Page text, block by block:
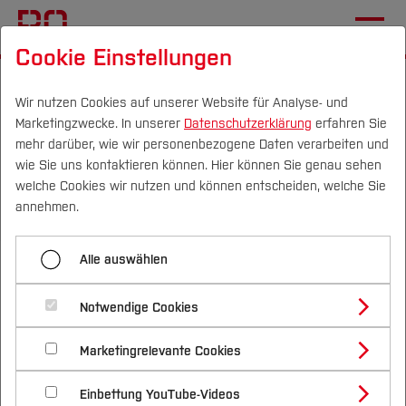
Campus Personen DE|EN Quicklinks
Studium
Studienangebote
Bachelorstudiengänge
Masterstudiengänge
Vor dem Studium
Bewerben & Einschreiben
Bewerbungsportal
Im Studium
Studienbüros und Prüfungen
Nach dem Studium
Forschung & Transfer
Profil
Forschungs- und Transferprofil
Schwerpunkte (FuT)
Beratung & Förderung
Nachhaltigkeit
Nachhaltigkeit studieren
International
Internationale Bewerber*innen
Vor der Bewerbung
Menü aufklappen
Vor der Bewerbung
Einschreibung & Studienstart
Leben in Deutschland
Vor der Bewerbung
Das Studienangebot der HS Bochum umfasst
mehr als 80 Studienprogramme auf Bachelor- und
Masterlevel. DieZentrale Studienberatung
Cookie Einstellungen
Wir nutzen Cookies auf unserer Website für Analyse- und
Marketingzwecke. In unserer Datenschutzerklärung erfahren Sie
mehr darüber, wie wir personenbezogene Daten verarbeiten und
wie Sie uns kontaktieren können. Hier können Sie genau sehen
welche Cookies wir nutzen und können entscheiden, welche Sie
annehmen.
Alle auswählen
Notwendige Cookies
Marketingrelevante Cookies
Einbettung YouTube-Videos